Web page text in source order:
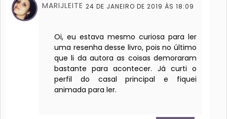
MARIJLEITE 24 DE JANEIRO DE 2019 ÀS 18:09
Oi, eu estava mesmo curiosa para ler
uma resenha desse livro, pois no último
que li da autora as coisas demoraram
bastante para acontecer. Já curti o
perfil do casal principal e fiquei
animada para ler.